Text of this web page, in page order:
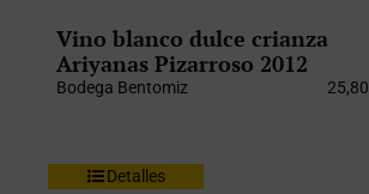
Vino blanco dulce crianza
Ariyanas Pizarroso 2012
Bodega Bentomiz 25,80
Detalles